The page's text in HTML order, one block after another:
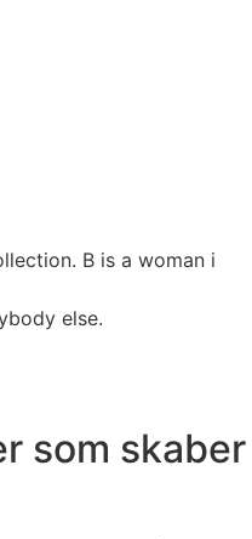
B is a woman i
else.
som skaber